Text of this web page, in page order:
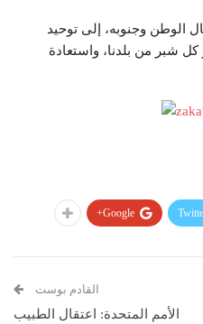
الوطن وجنوبه، إلى توحيد
شبر من بلدنا، واستعادة
Google+
القادم بوست
الأمم المتحدة: اعتقال الطبيب